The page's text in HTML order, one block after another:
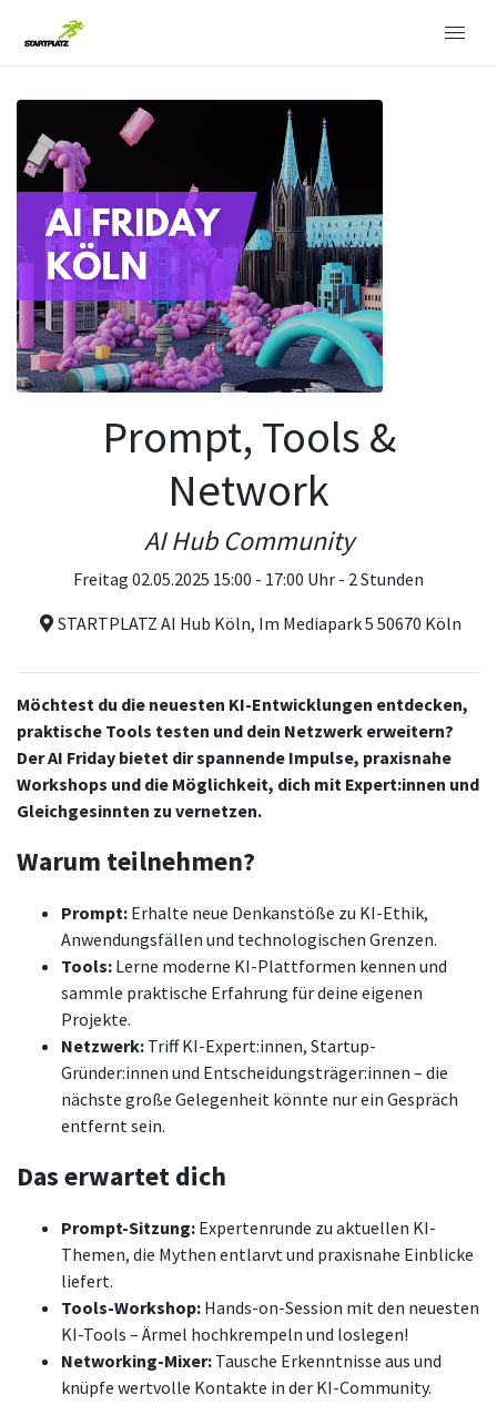
Prompt, Tools &
Network
AI Hub Community
Freitag 02.05.2025 15:00 - 17:00 Uhr - 2 Stunden
STARTPLATZ AI Hub Köln, Im Mediapark 5 50670 Köln
Möchtest du die neuesten KI-Entwicklungen entdecken,
praktische Tools testen und dein Netzwerk erweitern?
Der AI Friday bietet dir spannende Impulse, praxisnahe
Workshops und die Möglichkeit, dich mit Expert:innen und
Gleichgesinnten zu vernetzen.
Warum teilnehmen?
Prompt: Erhalte neue Denkanstöße zu KI-Ethik,
Anwendungsfällen und technologischen Grenzen.
Tools: Lerne moderne KI-Plattformen kennen und
sammle praktische Erfahrung für deine eigenen
Projekte.
Netzwerk: Triff KI-Expert:innen, Startup-
Gründer:innen und Entscheidungsträger:innen – die
nächste große Gelegenheit könnte nur ein Gespräch
entfernt sein.
Das erwartet dich
Prompt-Sitzung: Expertenrunde zu aktuellen KI-
Themen, die Mythen entlarvt und praxisnahe Einblicke
liefert.
Tools-Workshop: Hands-on-Session mit den neuesten
KI-Tools – Ärmel hochkrempeln und loslegen!
Networking-Mixer: Tausche Erkenntnisse aus und
knüpfe wertvolle Kontakte in der KI-Community.